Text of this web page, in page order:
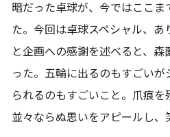
暗だった卓球が、今ではここま
た。今回は卓球スペシャル、あ
と企画への感謝を述べると、
った。五輪に出るのもすごいが
られるのもすごいこと。爪痕
並々ならぬ思いをアピールし、